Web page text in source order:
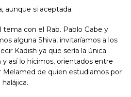
aunque si aceptada.
con el Rab. Pablo Gabe y
alguna Shiva, invitaríamos a los
Kadish ya que sería la única
así lo hicimos, orientados entre
Melamed de quien estudiamos por